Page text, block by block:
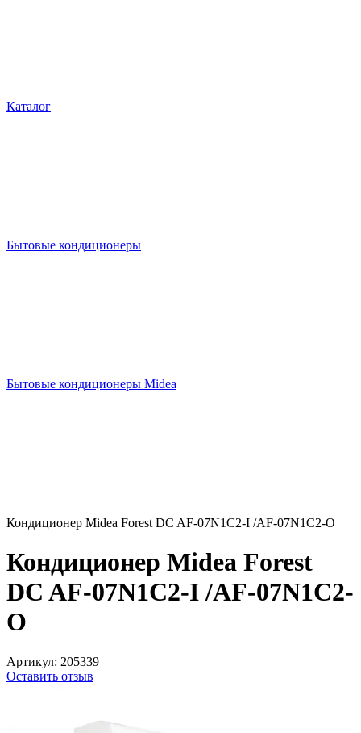
Каталог
Бытовые кондиционеры
Бытовые кондиционеры Midea
Кондиционер Midea Forest DC AF-07N1C2-I /AF-07N1C2-O
Кондиционер Midea Forest
DC AF-07N1C2-I /AF-07N1C2-
O
Артикул: 205339
Оставить отзыв